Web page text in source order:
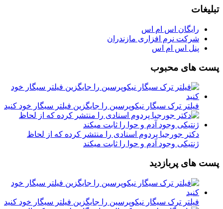
تبلیغات
رایگان اس ام اس
شرکت نرم افزاری مازندران
پنل اس ام اس
پست های محبوب
فیلتر ترک سیگار نیکوپرسین را جایگزین فیلتر سیگار خود کنید
دکتر جورجیا پردوم اسنادی را منتشر کرده که از لحاظ
ژنتیکی وجود آدم و حوا را ثابت میکند
پست های پربازدید
فیلتر ترک سیگار نیکوپرسین را جایگزین فیلتر سیگار خود کنید